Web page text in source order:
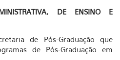
DE ENSINO E
de Pós-Graduação que
de Pós-Graduação em